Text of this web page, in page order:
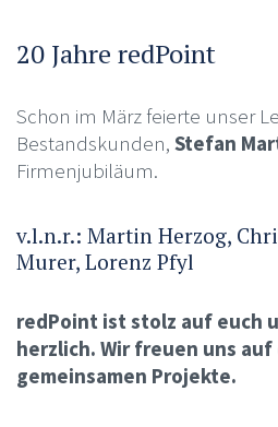
20 Jahre redPoint
Schon im März feierte unser
Bestandskunden, Stefan
Firmenjubiläum.
v.l.n.r.: Martin Herzog,
Murer, Lorenz Pfyl
redPoint ist stolz auf euch
herzlich. Wir freuen uns
gemeinsamen Projekte.